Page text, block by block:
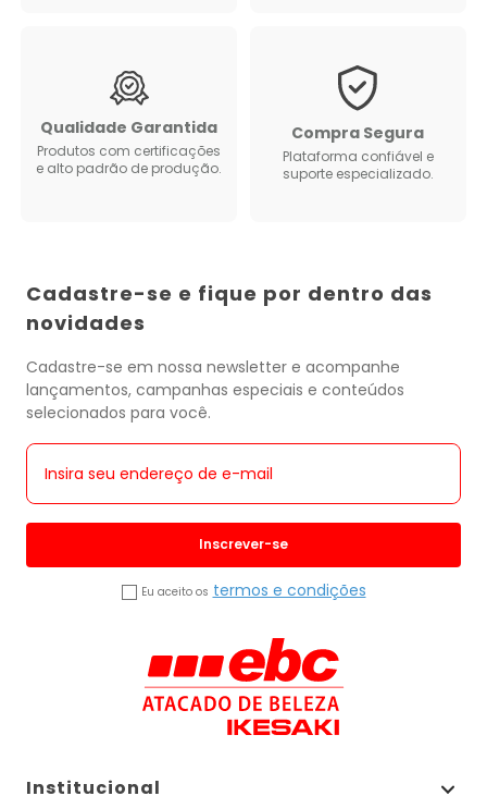
Qualidade Garantida
Produtos com certificações
e alto padrão de produção.
Compra Segura
Plataforma confiável e
suporte especializado.
Cadastre-se e fique por dentro das
novidades
Cadastre-se em nossa newsletter e acompanhe
lançamentos, campanhas especiais e conteúdos
selecionados para você.
Inscrever-se
Eu aceito os termos e condições
Institucional